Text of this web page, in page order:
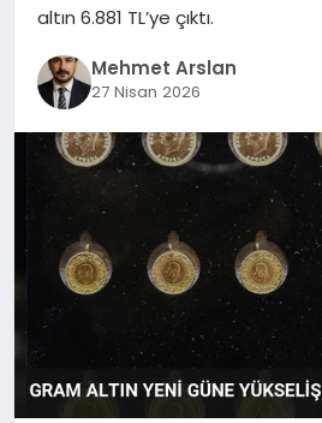
SAĞLIK
EĞITIM
DÜNYA
YAŞAM
altın 6.881 TL’ye çıktı.
Mehmet Arslan
27 Nisan 2026